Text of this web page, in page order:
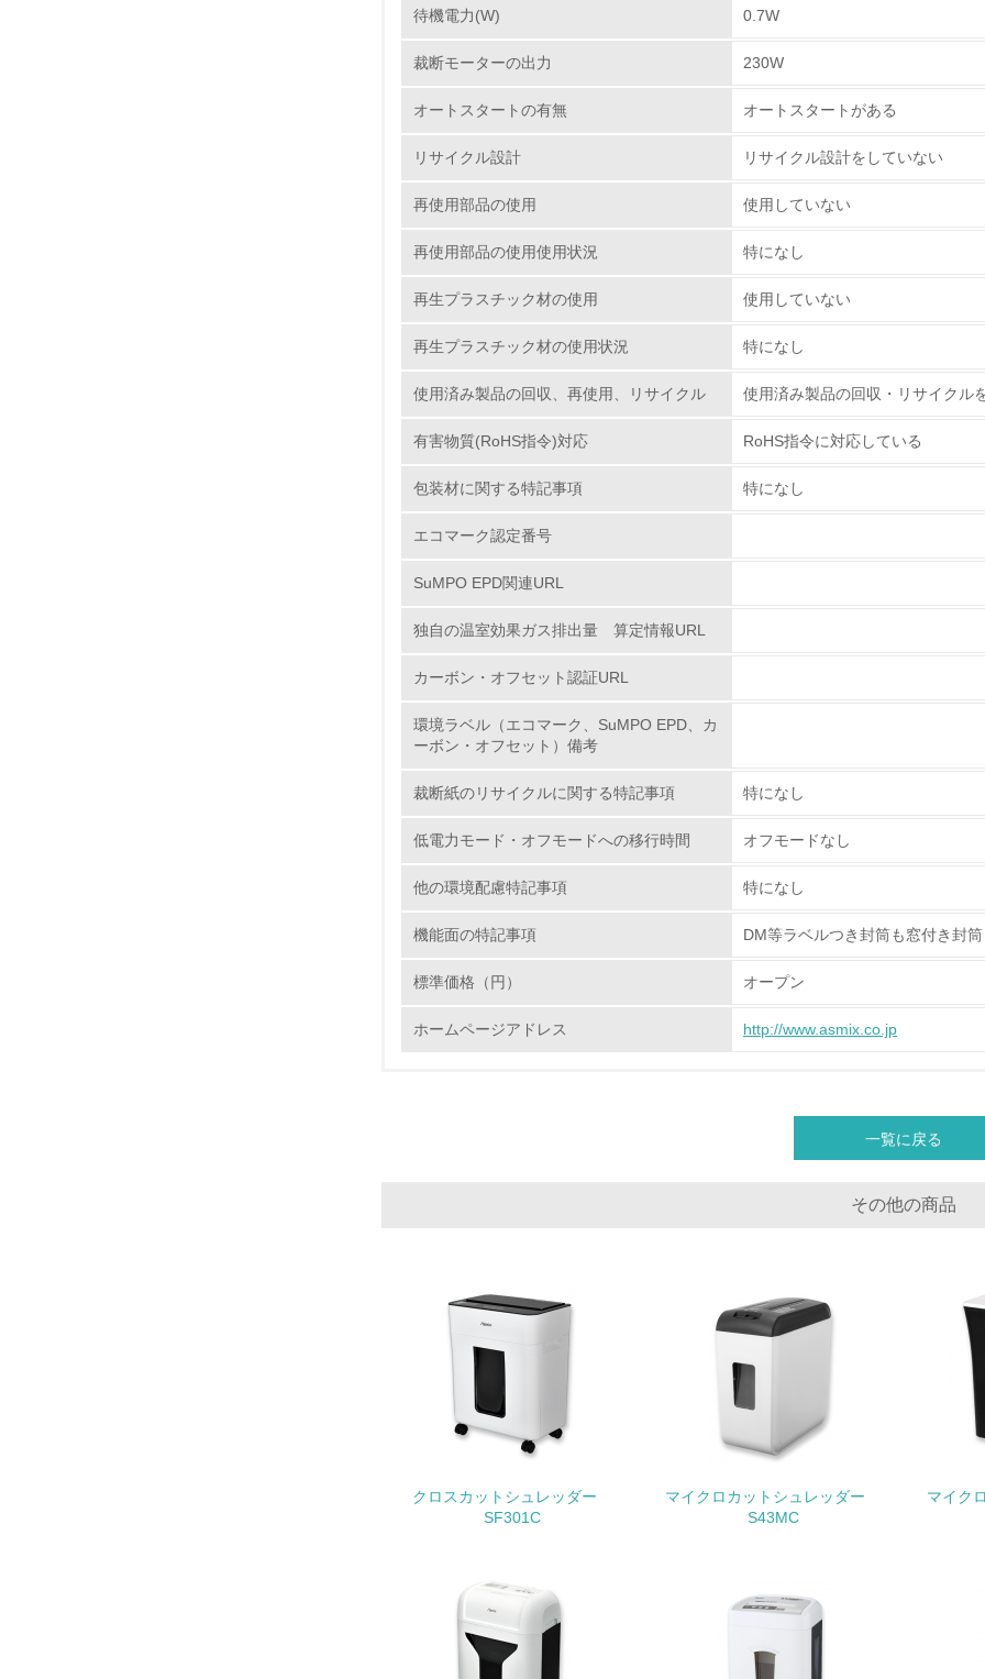
レベル2
5. 環境取り組み体制と成果を定期的に検証して次の活動に活かして
6. 従業員が環境方針に基づいて自分の業務の中で行うべき環境対
7. 環境活動に関する規格やプログラムを導入している
8. 第三者認証を取得している
9. <L1> 資源（投入原料、水等）とエネルギー（電力、重油、ガス
10. <L2> 資源とエネルギーの使用量の把握をし、具体的な削減目標
11. <L1> 環境配慮型製品・サービスの製造・販売を積極的に行って
12. <L2> 環境配慮型製品・サービスの製造・販売状況を把握し、具
17. <L1> 化学物質の使用量及び外部（大気・水・土壌）への排出量
<L2> 化学物質の使用量及び外部への排出量を把握し、具体的な
19. <L1> 廃棄物の発生量の削減及びリサイクルの推進、適正処理を
<L1> 「生物多様性保全」に関する取り組み（例：森林保全活動
待機電力(W) 0.7W
裁断モーターの出力 230W
オートスタートの有無 オートスタートがある
リサイクル設計 リサイクル設計をしていない
再使用部品の使用 使用していない
再使用部品の使用使用状況 特になし
再生プラスチック材の使用 使用していない
再生プラスチック材の使用状況 特になし
使用済み製品の回収、再使用、リサイクル 使用済み製品の回収・リサイクル
有害物質(RoHS指令)対応 RoHS指令に対応している
包装材に関する特記事項 特になし
エコマーク認定番号
SuMPO EPD関連URL
独自の温室効果ガス排出量 算定情報URL
カーボン・オフセット認証URL
環境ラベル（エコマーク、SuMPO EPD、カ
ーボン・オフセット）備考
裁断紙のリサイクルに関する特記事項 特になし
低電力モード・オフモードへの移行時間 オフモードなし
他の環境配慮特記事項 特になし
機能面の特記事項 DM等ラベルつき封筒も窓付き封
標準価格（円） オープン
ホームページアドレス http://www.asmix.co.jp
一覧に戻る
その他の商品
クロスカットシュレッダー
SF301C
マイクロカットシュレッダー
S43MC
マイク